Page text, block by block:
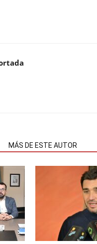
MÁS DE ESTE AUTOR